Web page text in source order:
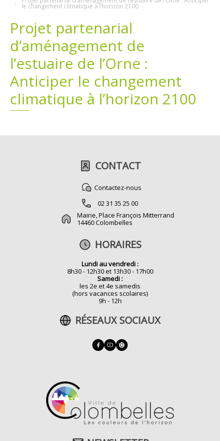
le changement climatique à l’horizon 2100
Projet partenarial
d’aménagement de
l’estuaire de l’Orne :
Anticiper le changement
climatique à l’horizon 2100
CONTACT
Contactez-nous
02 31 35 25 00
Mairie, Place François Mitterrand
14460 Colombelles
HORAIRES
Lundi au vendredi :
8h30 - 12h30 et 13h30 - 17h00
Samedi :
les 2e et 4e samedis
(hors vacances scolaires)
9h - 12h
RÉSEAUX SOCIAUX
Demandes légales
Emploi
Marchés publics